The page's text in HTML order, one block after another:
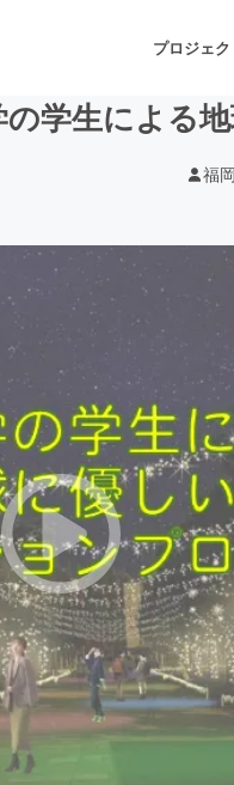
プロジェ
音楽
ゲーム・サービ
書籍・雑誌出版
チャレンジ
学生による
福